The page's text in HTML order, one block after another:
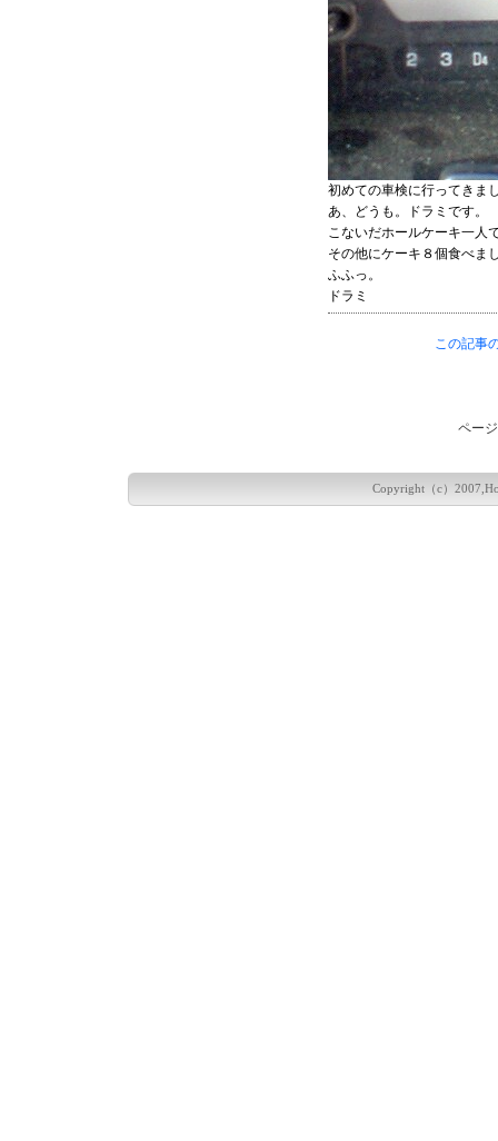
初めての車検に行ってきま
あ、どうも。ドラミです。
こないだホールケーキ一人
その他にケーキ８個食べま
ふふっ。
ドラミ
この記事
ペー
Copyright（c）